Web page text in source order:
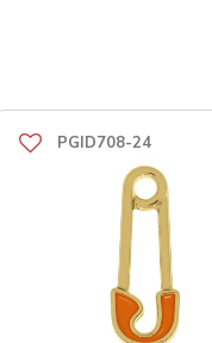
PGID708-24